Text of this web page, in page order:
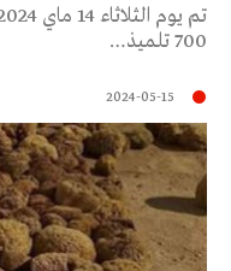
700 تلميذ…
2024-05-15